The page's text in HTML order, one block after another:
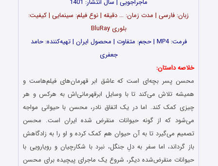
ماجراجویی | سال انتشار: 1401
زبان: فارسی | مدت‌‌ زمان: … دقیقه | نوع فیلم: سینمایی | کیفیت:
بلوری BluRay
فرمت: MP4 | حجم: متفاوت | محصول ایران | تهیه‎‌‌کننده: حامد
جعفری
خلاصه داستان:
محسن پسر بچه‌ای است که عاشق ابر قهرمان‌های فیلم‌هاست و
همیشه تلاش می‌کند تا با وسایل ابرقهرمانی‌اش به هرکس و هر
چیزی کمک کند. اما در یک اتفاق نادر، محسن با حیوانی مواجه
می‌شود که از گونه حیوانات منقرض شده ایران است. محسن
تصمیم می‌گیرد تا به آن حیوان هم کمک کرده و او را به زادگاهش
باز گرداند، اما سفر به دلِ جنگل، نبرد با شکارچیان و رویارویی با
حیوانات منقرض‌شده دیگر، شروع یک ماجرای پیچیده برای محسن